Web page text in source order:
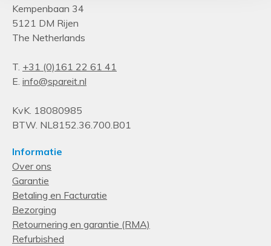
Kempenbaan 34
5121 DM Rijen
The Netherlands
T. +31 (0)161 22 61 41
E. info@spareit.nl
KvK. 18080985
BTW. NL8152.36.700.B01
Informatie
Over ons
Garantie
Betaling en Facturatie
Bezorging
Retournering en garantie (RMA)
Refurbished